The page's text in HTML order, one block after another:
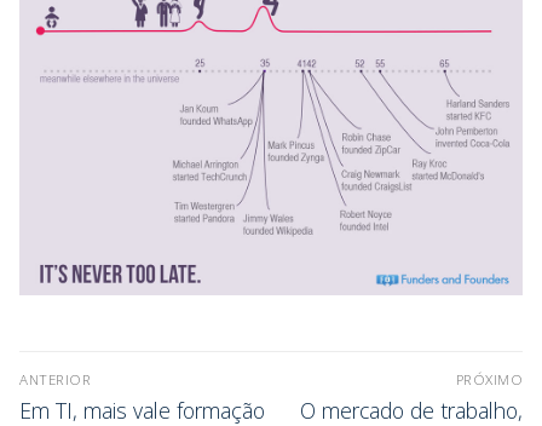
ANTERIOR
Em TI, mais vale formação
PRÓXIMO
O mercado de trabalho,